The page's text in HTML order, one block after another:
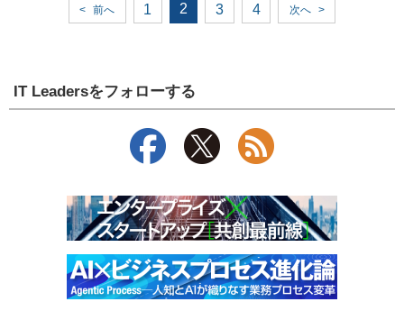
< 前へ 1 2 3 4 次へ >
IT Leadersをフォローする